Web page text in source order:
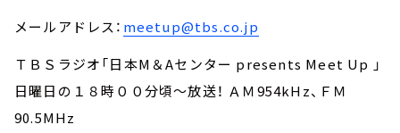
メールアドレス： meetup@tbs.co.jp
ＴＢＳラジオ「日本M＆Aセンター presents Meet Up 」
日曜日の１８時００分頃～放送！ ＡＭ954kHz、ＦＭ
90.5MHz